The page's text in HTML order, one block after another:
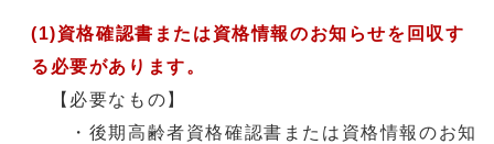
(1)資格確認書または資格情報のお知らせを回収す
る必要があります。
【必要なもの】
・後期高齢者資格確認書または資格情報のお知